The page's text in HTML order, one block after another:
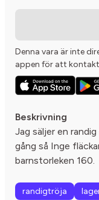
Denna vara är inte
appen för att
Beskrivning
Jag säljer en
gång så Inge
barnstorleken 160.
randigtröja